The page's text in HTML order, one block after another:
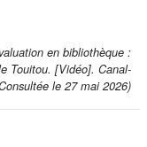
en bibliothèque :
Touitou. [Vidéo]. Canal-
dans un nouvel onglet)
le 27 mai 2026)